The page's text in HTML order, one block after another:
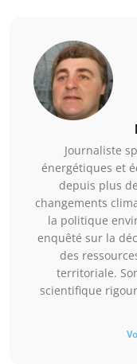
Journaliste
énergétiques et
depuis plus
changements
la politique
enquêté sur la
des
territoriale.
scientifique